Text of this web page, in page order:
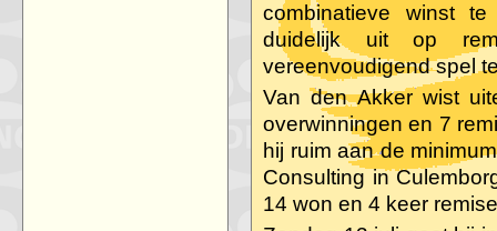
combinatieve winst
duidelijk uit op
vereenvoudigend spel
Van den Akker wist
overwinningen en 7
hij ruim aan de
Consulting in
14 won en 4 keer